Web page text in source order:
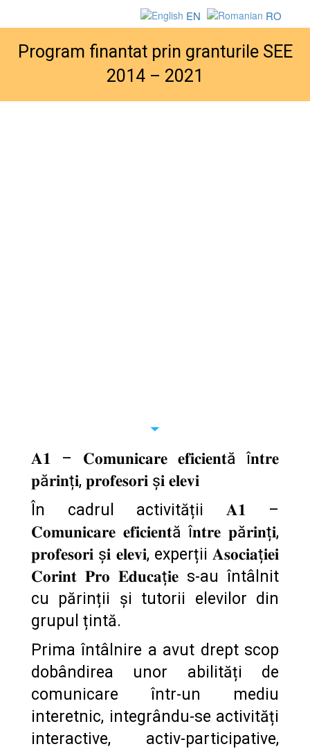
Program finantat prin granturile SEE
2014 – 2021
𝐀𝟏 – 𝐂𝐨𝐦𝐮𝐧𝐢𝐜𝐚𝐫𝐞 𝐞𝐟𝐢𝐜𝐢𝐞𝐧𝐭ă î𝐧𝐭𝐫𝐞
𝐩ă𝐫𝐢𝐧ț𝐢, 𝐩𝐫𝐨𝐟𝐞𝐬𝐨𝐫𝐢 ș𝐢 𝐞𝐥𝐞𝐯𝐢
În cadrul activității 𝐀𝟏 –
𝐂𝐨𝐦𝐮𝐧𝐢𝐜𝐚𝐫𝐞 𝐞𝐟𝐢𝐜𝐢𝐞𝐧𝐭ă î𝐧𝐭𝐫𝐞 𝐩ă𝐫𝐢𝐧ț𝐢,
𝐩𝐫𝐨𝐟𝐞𝐬𝐨𝐫𝐢 ș𝐢 𝐞𝐥𝐞𝐯𝐢, experții 𝐀𝐬𝐨𝐜𝐢𝐚ț𝐢𝐞𝐢
𝐂𝐨𝐫𝐢𝐧𝐭 𝐏𝐫𝐨 𝐄𝐝𝐮𝐜𝐚ț𝐢𝐞 s-au întâlnit
cu părinții și tutorii elevilor din
grupul țintă.
Prima întâlnire a avut drept scop
dobândirea unor abilități de
comunicare într-un mediu
interetnic, integrându-se activități
interactive, activ-participative,
EN RO